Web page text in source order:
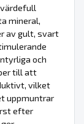
värdefull
mineral,
av gult, svart
och
till att
vilket
uppmuntrar
efter